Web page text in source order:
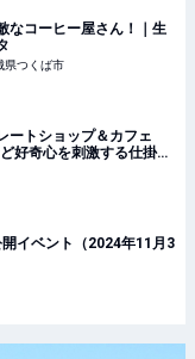
なコーヒー屋さん！｜生
県つくば市
ートショップ＆カフェ
好奇心を刺激する仕掛け
イベント（2024年11月3